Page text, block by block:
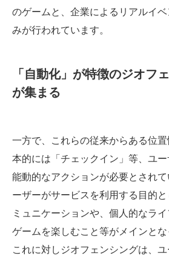
のゲームと、企業によるリアルイ
みが行われています。
「自動化」が特徴のジオフ
が集まる
一方で、これらの従来からある位
本的には「チェックイン」等、ユ
能動的なアクションが必要とされ
ーザーがサービスを利用する目的
ミュニケーションや、個人的なラ
ゲームを楽しむこと等がメインとな
これに対しジオフェンシングは、